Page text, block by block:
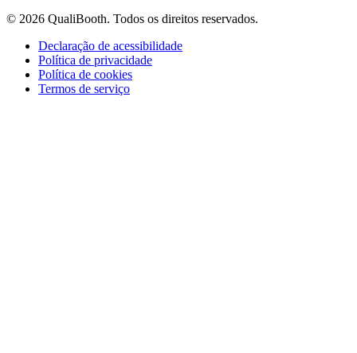
© 2026 QualiBooth. Todos os direitos reservados.
Declaração de acessibilidade
Política de privacidade
Política de cookies
Termos de serviço